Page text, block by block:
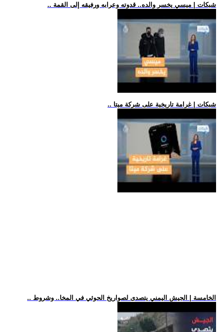
.. شبكات | ميسي يخسر والده.. قدوته وعرابه ورفيقه إلى القمة
.. شبكات | غرامة تاريخية على شركة ميتا
.. الخامسة | الجيش اليمني يتصدى لصواريخ الحوثي في المخا.. وشروط